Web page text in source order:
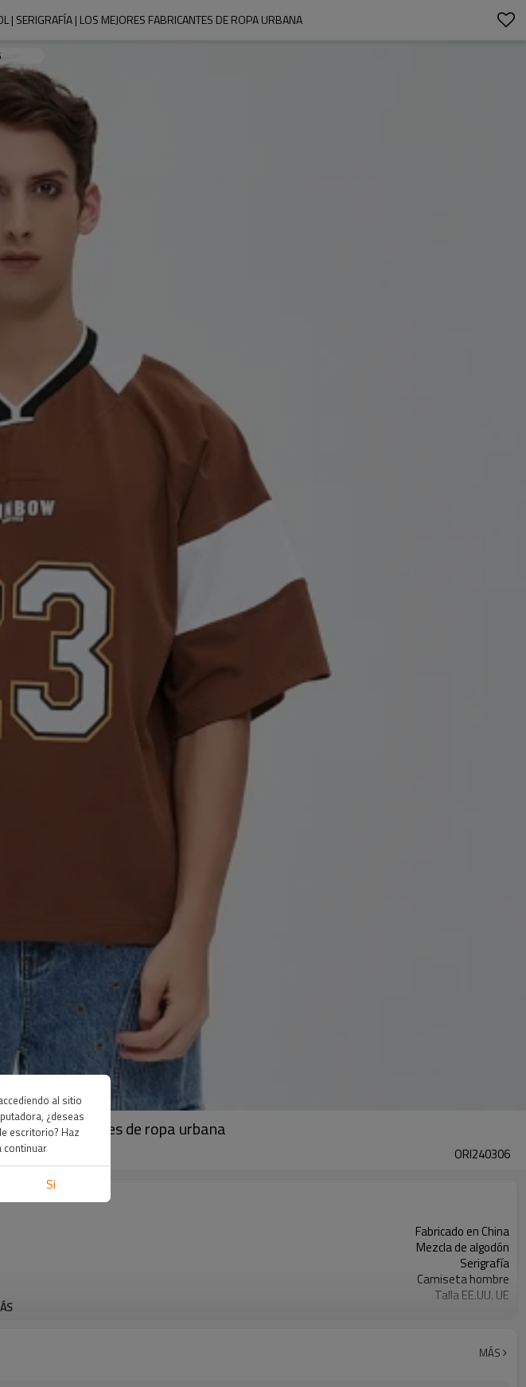
| SERIGRAFÍA | LOS MEJORES FABRICANTES DE ROPA URBANA
fabricantes de ropa urbana
ORI240306
Fabricado en China
Mezcla de algodón
Serigrafía
Camiseta hombre
Talla EE.UU. UE
Camiseta de jersey
MÁS
al sitio
¿deseas
escritorio? Haz
continuar
Si